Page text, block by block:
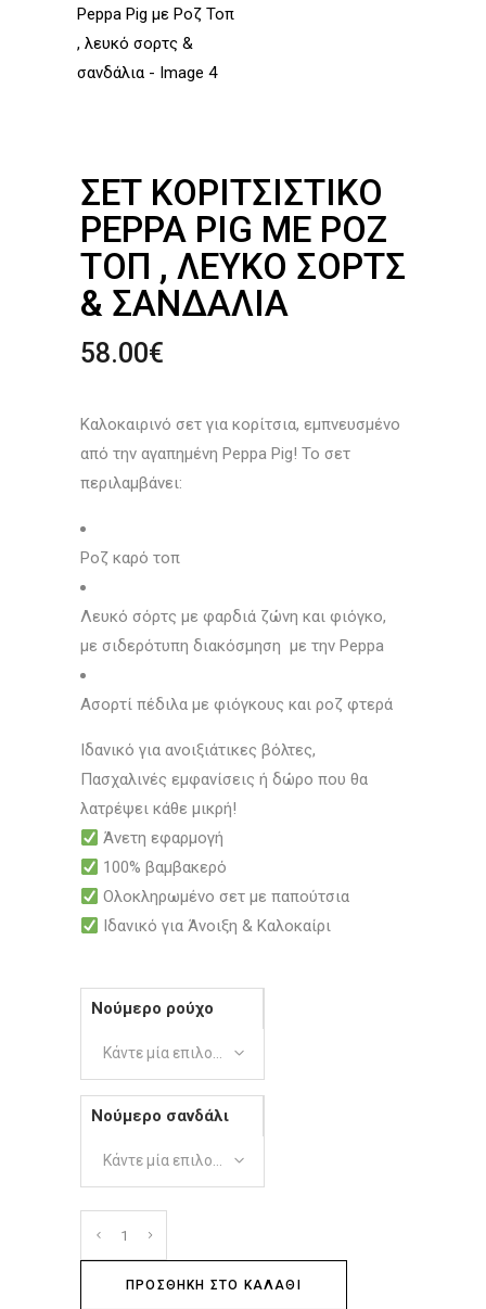
ΣΕΤ ΚΟΡΙΤΣΊΣΤΙΚΟ
PEPPA PIG ΜΕ ΡΟΖ
ΤΟΠ , ΛΕΥΚΌ ΣΟΡΤΣ
& ΣΑΝΔΆΛΙΑ
58.00€
Καλοκαιρινό σετ για κορίτσια, εμπνευσμένο
από την αγαπημένη Peppa Pig! Το σετ
περιλαμβάνει:
Ροζ καρό τοπ
Λευκό σόρτς με φαρδιά ζώνη και φιόγκο,
με σιδερότυπη διακόσμηση με την Peppa
Ασορτί πέδιλα με φιόγκους και ροζ φτερά
Ιδανικό για ανοιξιάτικες βόλτες,
Πασχαλινές εμφανίσεις ή δώρο που θα
λατρέψει κάθε μικρή!
Άνετη εφαρμογή
100% βαμβακερό
Ολοκληρωμένο σετ με παπούτσια
Ιδανικό για Άνοιξη & Καλοκαίρι
Νούμερο ρούχο
Κάντε μία επιλογή
Νούμερο σανδάλι
Κάντε μία επιλογή
ΠΡΟΣΘΉΚΗ ΣΤΟ ΚΑΛΆΘΙ